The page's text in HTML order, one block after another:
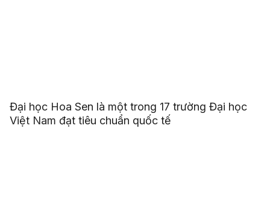
Đại học Hoa Sen là một trong 17 trường Đại học
Việt Nam đạt tiêu chuẩn quốc tế